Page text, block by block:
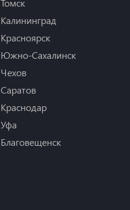
Томск
Калининград
Красноярск
Южно-Сахалинск
Чехов
Саратов
Краснодар
Уфа
Благовещенск